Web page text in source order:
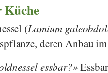
Küche
(Lamium
deren Anbau
essbar?